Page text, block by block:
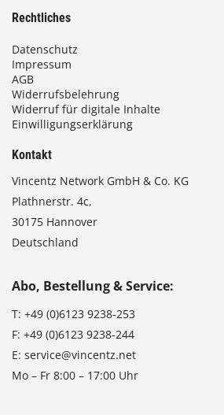
Rechtliches
Datenschutz
Impressum
AGB
Widerrufsbelehrung
Widerruf für digitale Inhalte
Einwilligungserklärung
Kontakt
Vincentz Network GmbH & Co. KG
Plathnerstr. 4c,
30175 Hannover
Deutschland
Abo, Bestellung & Service:
T: +49 (0)6123 9238-253
F: +49 (0)6123 9238-244
E: service@vincentz.net
Mo – Fr 8:00 – 17:00 Uhr